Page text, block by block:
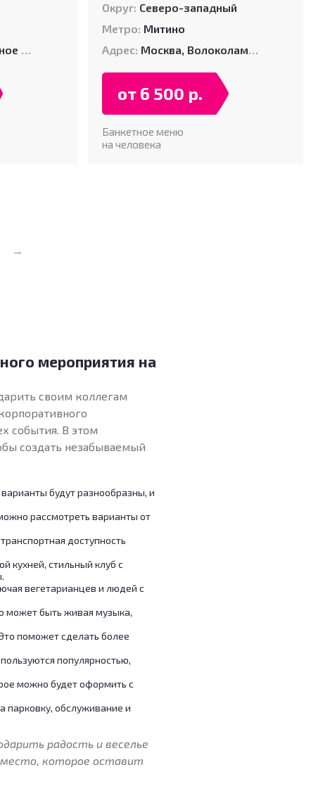
д. 2
Округ: Северо-западный
Метро: Митино
Адрес: Москва, Волоколамское шоссе, 124
от 6 500 р.
Банкетное меню
на человека
→
мероприятия на
своим коллегам
события. В этом
создать незабываемый
будут разнообразны, и
рассмотреть варианты от
доступность
кухней, стильный клуб с
вегетарианцев и людей с
может быть живая музыка,
поможет сделать более
популярностью,
можно будет оформить с
парковку, обслуживание и
радость и веселье
которое оставит